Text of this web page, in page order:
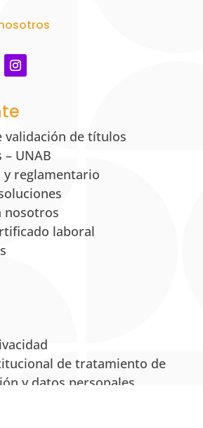
validación de títulos
UNAB
y reglamentario
nosotros
laboral
de tratamiento de
y datos personales